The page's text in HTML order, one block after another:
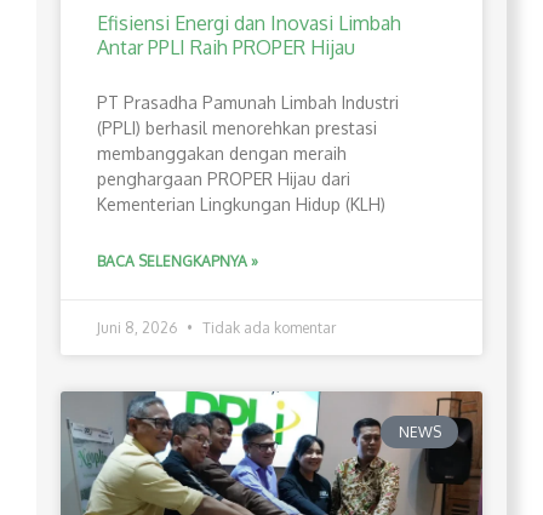
Efisiensi Energi dan Inovasi Limbah
Antar PPLI Raih PROPER Hijau
PT Prasadha Pamunah Limbah Industri
(PPLI) berhasil menorehkan prestasi
membanggakan dengan meraih
penghargaan PROPER Hijau dari
Kementerian Lingkungan Hidup (KLH)
BACA SELENGKAPNYA »
Juni 8, 2026 Tidak ada komentar
NEWS